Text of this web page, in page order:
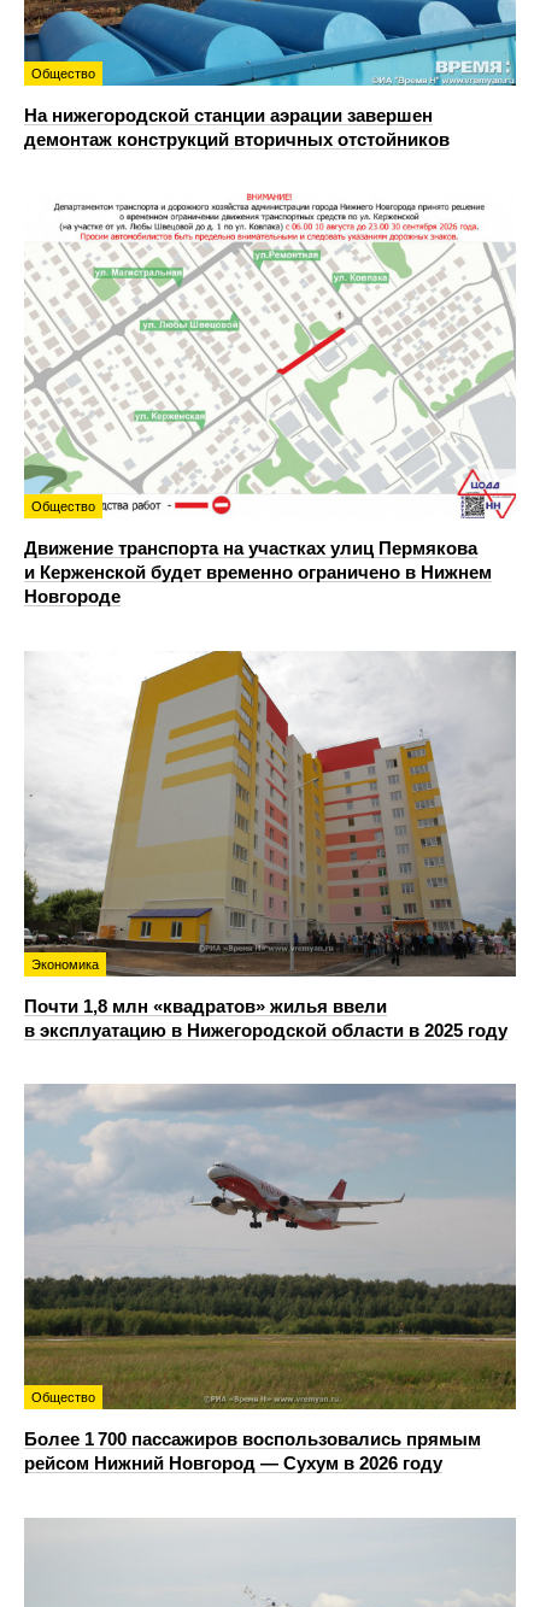
Общество
На нижегородской станции аэрации завершен
демонтаж конструкций вторичных отстойников
Общество
Движение транспорта на участках улиц Пермякова
и Керженской будет временно ограничено в Нижнем
Новгороде
Экономика
Почти 1,8 млн «квадратов» жилья ввели
в эксплуатацию в Нижегородской области в 2025 году
Общество
Более 1 700 пассажиров воспользовались прямым
рейсом Нижний Новгород — Сухум в 2026 году